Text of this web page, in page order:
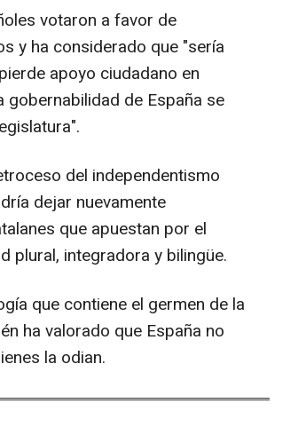
votaron a favor de
y ha considerado que "sería
apoyo ciudadano en
gobernabilidad de España se
del independentismo
dejar nuevamente
que apuestan por el
plural, integradora y bilingüe.
que contiene el germen de la
ha valorado que España no
la odian.